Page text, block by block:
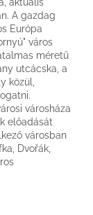
A gazdag
Európa
város
méretű
utcácska, a
közül,
városháza
előadását
városban
Dvořák,